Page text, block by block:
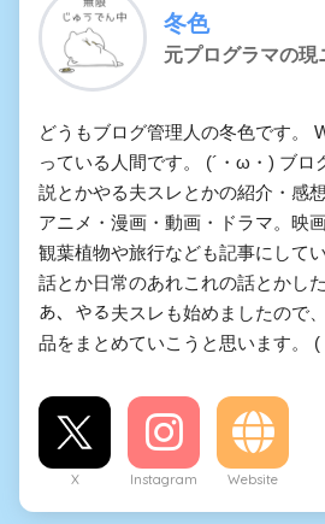
冬色
元プログラマの現
どうもブログ管理人の冬色です。
っている人間です。 (´・ω・) ブロ
説とかやる夫スレとかの紹介・感
アニメ・漫画・動画・ドラマ。映
観葉植物や旅行なども記事にして
話とか日常のあれこれの話とかし
あ、やる夫スレも始めましたので
品をまとめていこうと思います。
X Instagram Website